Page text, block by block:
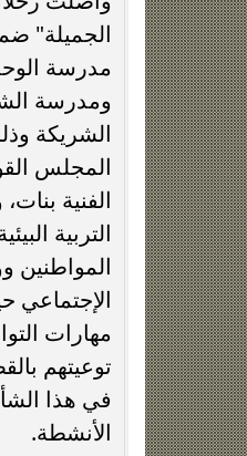
الجميلة"
مدرسة
ومدرسة
الشريكة
المجلس
الفنية
التربية
المواطنين
الإجتماعي
مهارات
توعيتهم
في هذا
الأنشطة.